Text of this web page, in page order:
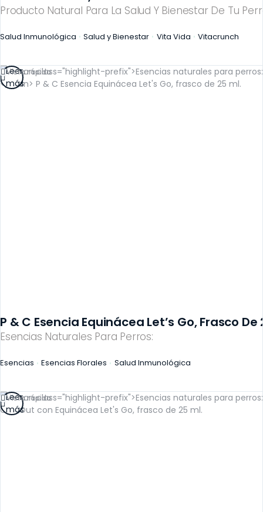
Producto Natural Para La Salud Y Bienestar De Tu
Salud Inmunológica Salud y Bienestar Vita Vida Vitacrunch
Vista rápida
Esencias Naturales Para Perros:
P & C Esencia Equinácea Let’s Go, Frasco De
Esencias Esencias Florales Salud Inmunológica
Leer
más
Vista rápida
Leer
más